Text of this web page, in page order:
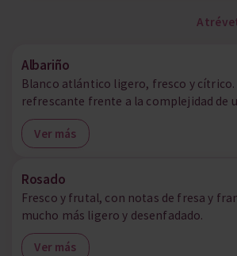
Albariño
Blanco atlántico ligero, fresco y
refrescante frente a la complejidad de
Ver más
Rosado
Fresco y frutal, con notas de fresa y
mucho más ligero y desenfadado.
Ver más